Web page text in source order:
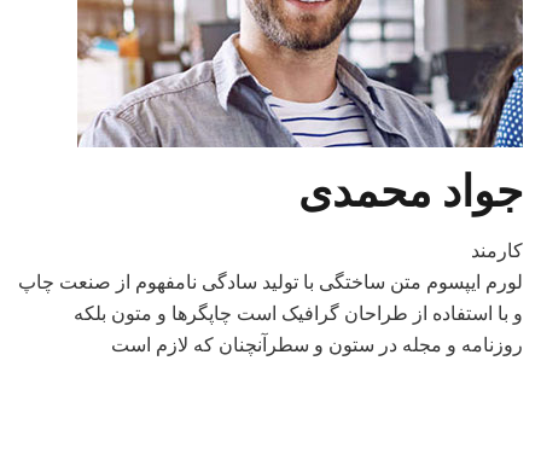
جواد محمدی
کارمند
لورم ایپسوم متن ساختگی با تولید سادگی نامفهوم از صنعت چاپ
و با استفاده از طراحان گرافیک است چاپگرها و متون بلکه
روزنامه و مجله در ستون و سطرآنچنان که لازم است